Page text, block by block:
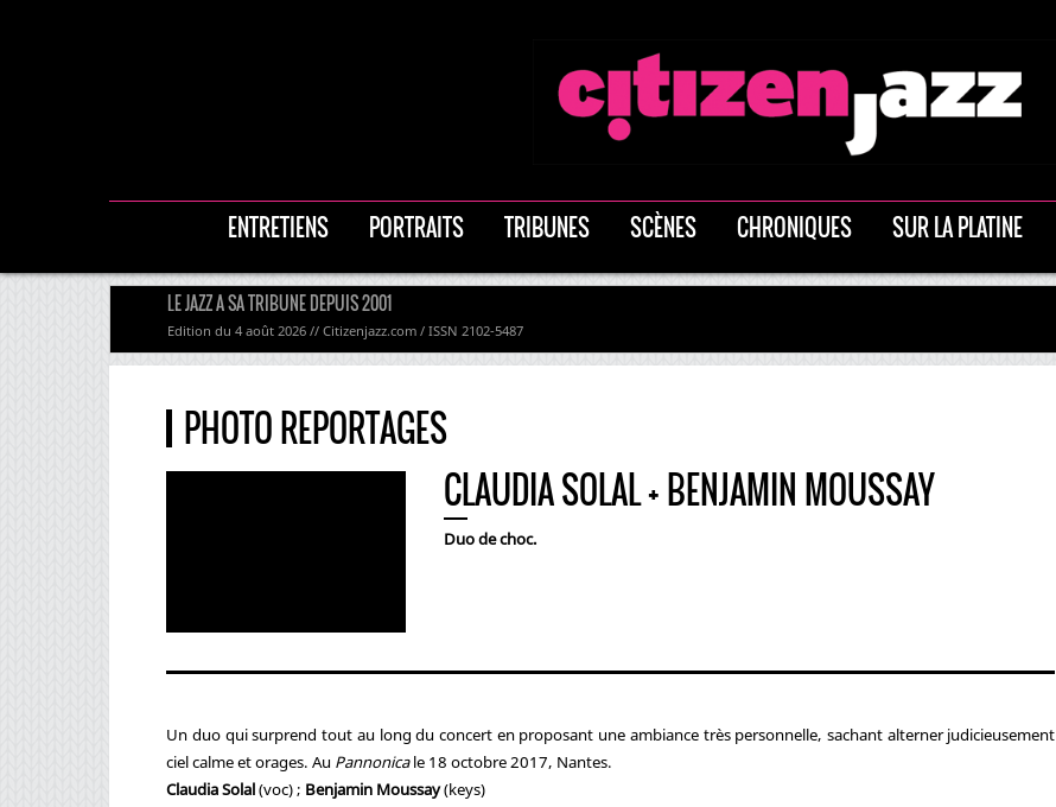
ENTRETIENS PORTRAITS TRIBUNES SCÈNES CHRONIQUES SUR LA PLATINE
LE JAZZ A SA TRIBUNE DEPUIS 2001
Edition du 4 août 2026 // Citizenjazz.com / ISSN 2102-5487
PHOTO REPORTAGES
CLAUDIA SOLAL + BENJAMIN MOUSSAY
Duo de choc.
Un duo qui surprend tout au long du concert en proposant une ambiance très personnelle, sachant alterner judicieusement
ciel calme et orages. Au Pannonicale 18 octobre 2017, Nantes.
Claudia Solal(voc) ; Benjamin Moussay(keys)